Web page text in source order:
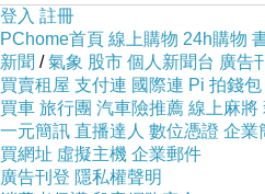
我做到一小時，到去寫服務
案主大聲的罵說：
「才做二十分鐘的家務，
我雖然是低收入戶，
登入 註冊
PChome首頁 線上購物 24h購物
新聞 /氣象 股市 個人新聞台 廣告
買賣租屋 支付連 國際連 Pi 拍錢包
買車 旅行團 汽車險推薦 線上麻將
一元簡訊 直播達人 數位憑證 企業
買網址 虛擬主機 企業郵件
廣告刊登 隱私權聲明